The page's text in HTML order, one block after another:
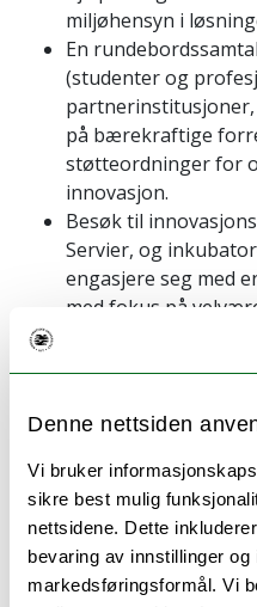
Denne nettsiden
Vi bruker
sikre best mulig
nettsidene. Dette
bevaring av innstillinger
markedsføringsformål. Vi
miljøhensyn i
En
(studenter og
på bærekraftige
støtteordninger for
innovasjon.
Besøk til
Servier, og
engasjere seg med
med fokus på
En escape room-
presenterer
representerer ulike